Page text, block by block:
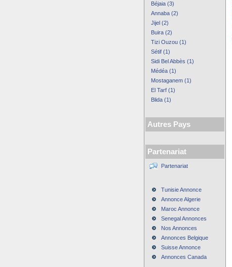
Béjaia (3)
Annaba (2)
Jijel (2)
Buira (2)
Tizi Ouzou (1)
Sétif (1)
Sidi Bel Abbès (1)
Médéa (1)
Mostaganem (1)
El Tarf (1)
Blida (1)
Autres Pays
Partenariat
Partenariat
Tunisie Annonce
Annonce Algerie
Maroc Annonce
Senegal Annonces
Nos Annonces
Annonces Belgique
Suisse Annonce
Annonces Canada